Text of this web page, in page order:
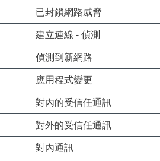
已封鎖網路威脅
建立連線 - 偵測
偵測到新網路
應用程式變更
對內的受信任通訊
對外的受信任通訊
對內通訊